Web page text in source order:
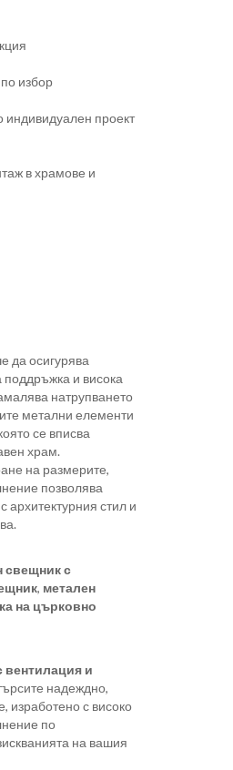
избор
индивидуален проект
в храмове и
да осигурява
и висока
натрупването
метални елементи
се вписва
храм.
на размерите,
позволява
архитектурния стил и
свещник с
, метален
на църковно
вентилация и
надеждно,
изработено с високо
по
на вашия